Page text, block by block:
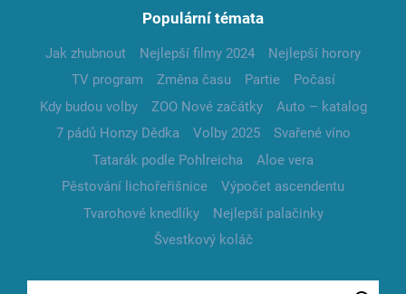
Populární témata
Jak zhubnout Nejlepší filmy 2024
Nejlepší horory
TV program
Změna času Partie
Počasí
Kdy budou volby
ZOO Nové začátky
Auto – katalog
7 pádů Honzy Dědka
Volby 2025
Svařené víno
Tatarák podle Pohlreicha
Aloe vera
Pěstování lichořeřišnice
Výpočet ascendentu
Tvarohové knedlíky
Nejlepší palačinky
Švestkový koláč